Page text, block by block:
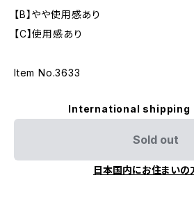
【B】やや使用感あり
【C】使用感あり
Item No.3633
International shipping
Sold out
日本国内にお住まいの